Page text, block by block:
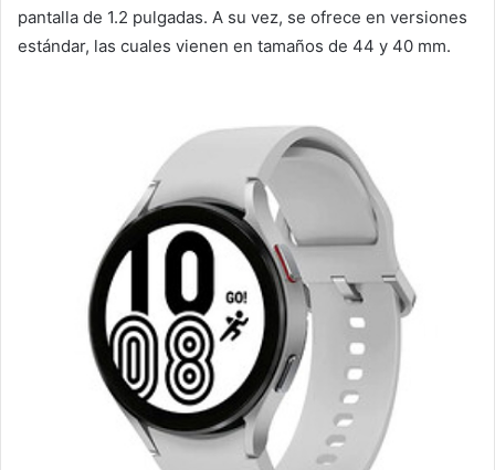
pantalla de 1.2 pulgadas. A su vez, se ofrece en versiones
estándar, las cuales vienen en tamaños de 44 y 40 mm.